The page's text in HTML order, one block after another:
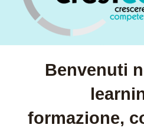
Benvenuti
formazione,